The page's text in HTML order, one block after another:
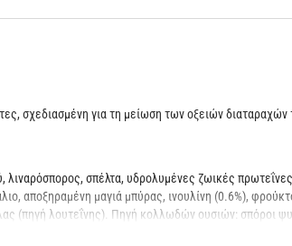
σχεδιασμένη για τη μείωση των οξειών
σπέλτα, υδρολυμένες ζωικές
αποξηραμένη μαγιά μπύρας, ινουλίνη (0.6%),
(πηγή λουτεΐνης). Πηγή κολλωδών ουσιών: σπόροι